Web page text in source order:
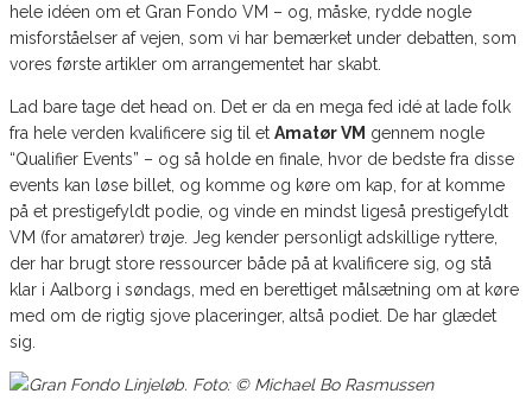
hele idéen om et Gran Fondo VM – og, måske, rydde nogle
misforståelser af vejen, som vi har bemærket under debatten, som
vores første artikler om arrangementet har skabt.
Lad bare tage det head on. Det er da en mega fed idé at lade folk
fra hele verden kvalificere sig til et Amatør VM gennem nogle
“Qualifier Events” – og så holde en finale, hvor de bedste fra disse
events kan løse billet, og komme og køre om kap, for at komme
på et prestigefyldt podie, og vinde en mindst ligeså prestigefyldt
VM (for amatører) trøje. Jeg kender personligt adskillige ryttere,
der har brugt store ressourcer både på at kvalificere sig, og stå
klar i Aalborg i søndags, med en berettiget målsætning om at køre
med om de rigtig sjove placeringer, altså podiet. De har glædet
sig.